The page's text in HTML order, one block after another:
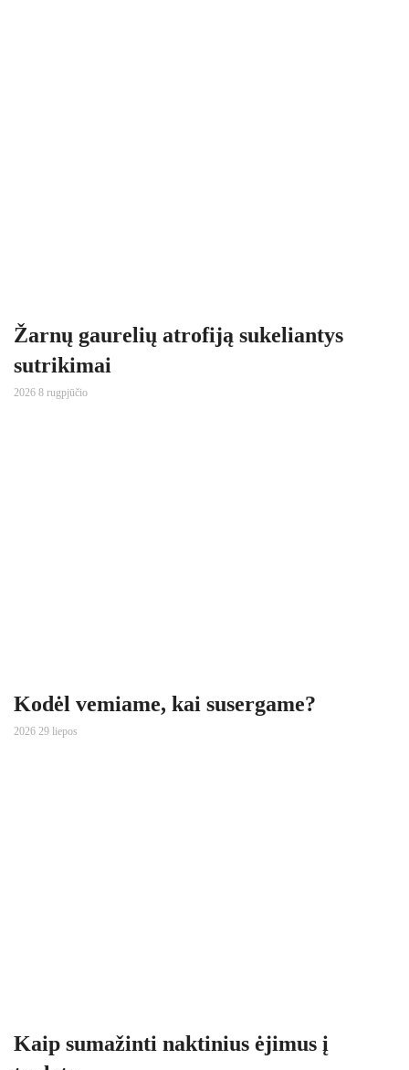
Žarnų gaurelių atrofiją sukeliantys
sutrikimai
2026 8 rugpjūčio
Kodėl vemiame, kai susergame?
2026 29 liepos
Kaip sumažinti naktinius ėjimus į